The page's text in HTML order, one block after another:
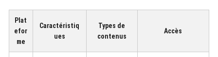
Plat
efor
me
Caractéristiq
ues
Types de
contenus
Accès